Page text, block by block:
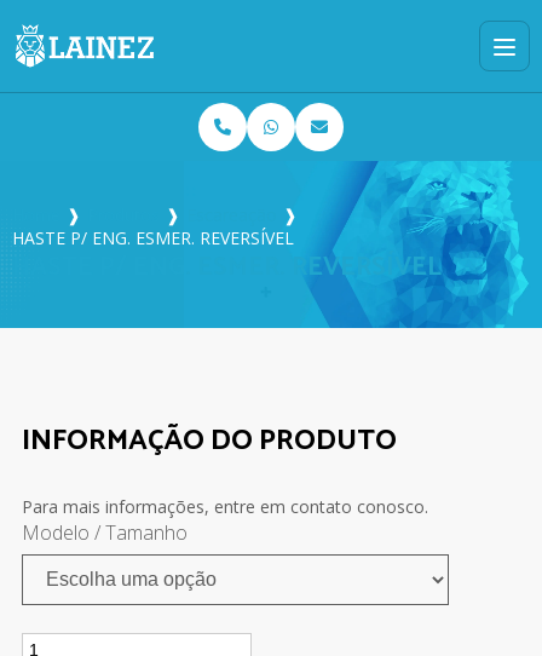
❱ ❱
❱
HASTE P/ ENG. ESMER. REVERSÍVEL
HASTE P/ ENG. ESMER. REVERSÍVEL
INFORMAÇÃO DO PRODUTO
Para mais informações, entre em contato conosco.
Modelo / Tamanho